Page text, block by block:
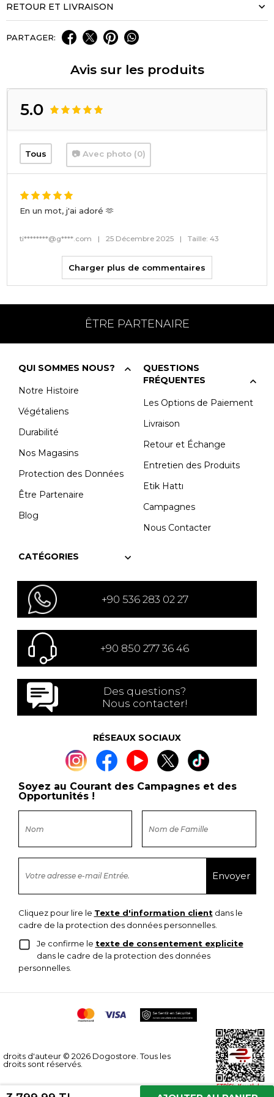
RETOUR ET LIVRAISON
PARTAGER:
Avis sur les produits
5.0
Tous 📷 Avec photo (0)
En un mot, j'ai adoré 🫶
ti********@g****.com | 25 Décembre 2025 | Taille: 43
Charger plus de commentaires
ÊTRE PARTENAIRE
QUI SOMMES NOUS?
Notre Histoire
Végétaliens
Durabilité
Nos Magasins
Protection des Données
Être Partenaire
Blog
QUESTIONS
FRÉQUENTES
Les Options de Paiement
Livraison
Retour et Échange
Entretien des Produits
Etik Hattı
Campagnes
Nous Contacter
CATÉGORIES
+90 536 283 02 27
+90 850 277 36 46
Des questions?
Nous contacter!
RÉSEAUX SOCIAUX
Soyez au Courant des Campagnes et des
Opportunités !
Cliquez pour lire le Texte d'information clientdans le
cadre de la protection des données personnelles.
Je confirme le texte de consentement explicite
dans le cadre de la protection des données
personnelles.
droits d'auteur © 2026 Dogostore. Tous les
droits sont réservés.